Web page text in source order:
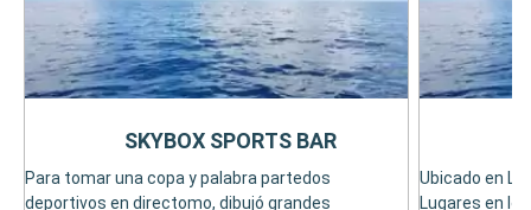
Para tomar una copa y palabra partedos
deportivos en directomo, dibujó grandes
SKYBOX SPORTS BAR
Ubicado en La
Lugares en